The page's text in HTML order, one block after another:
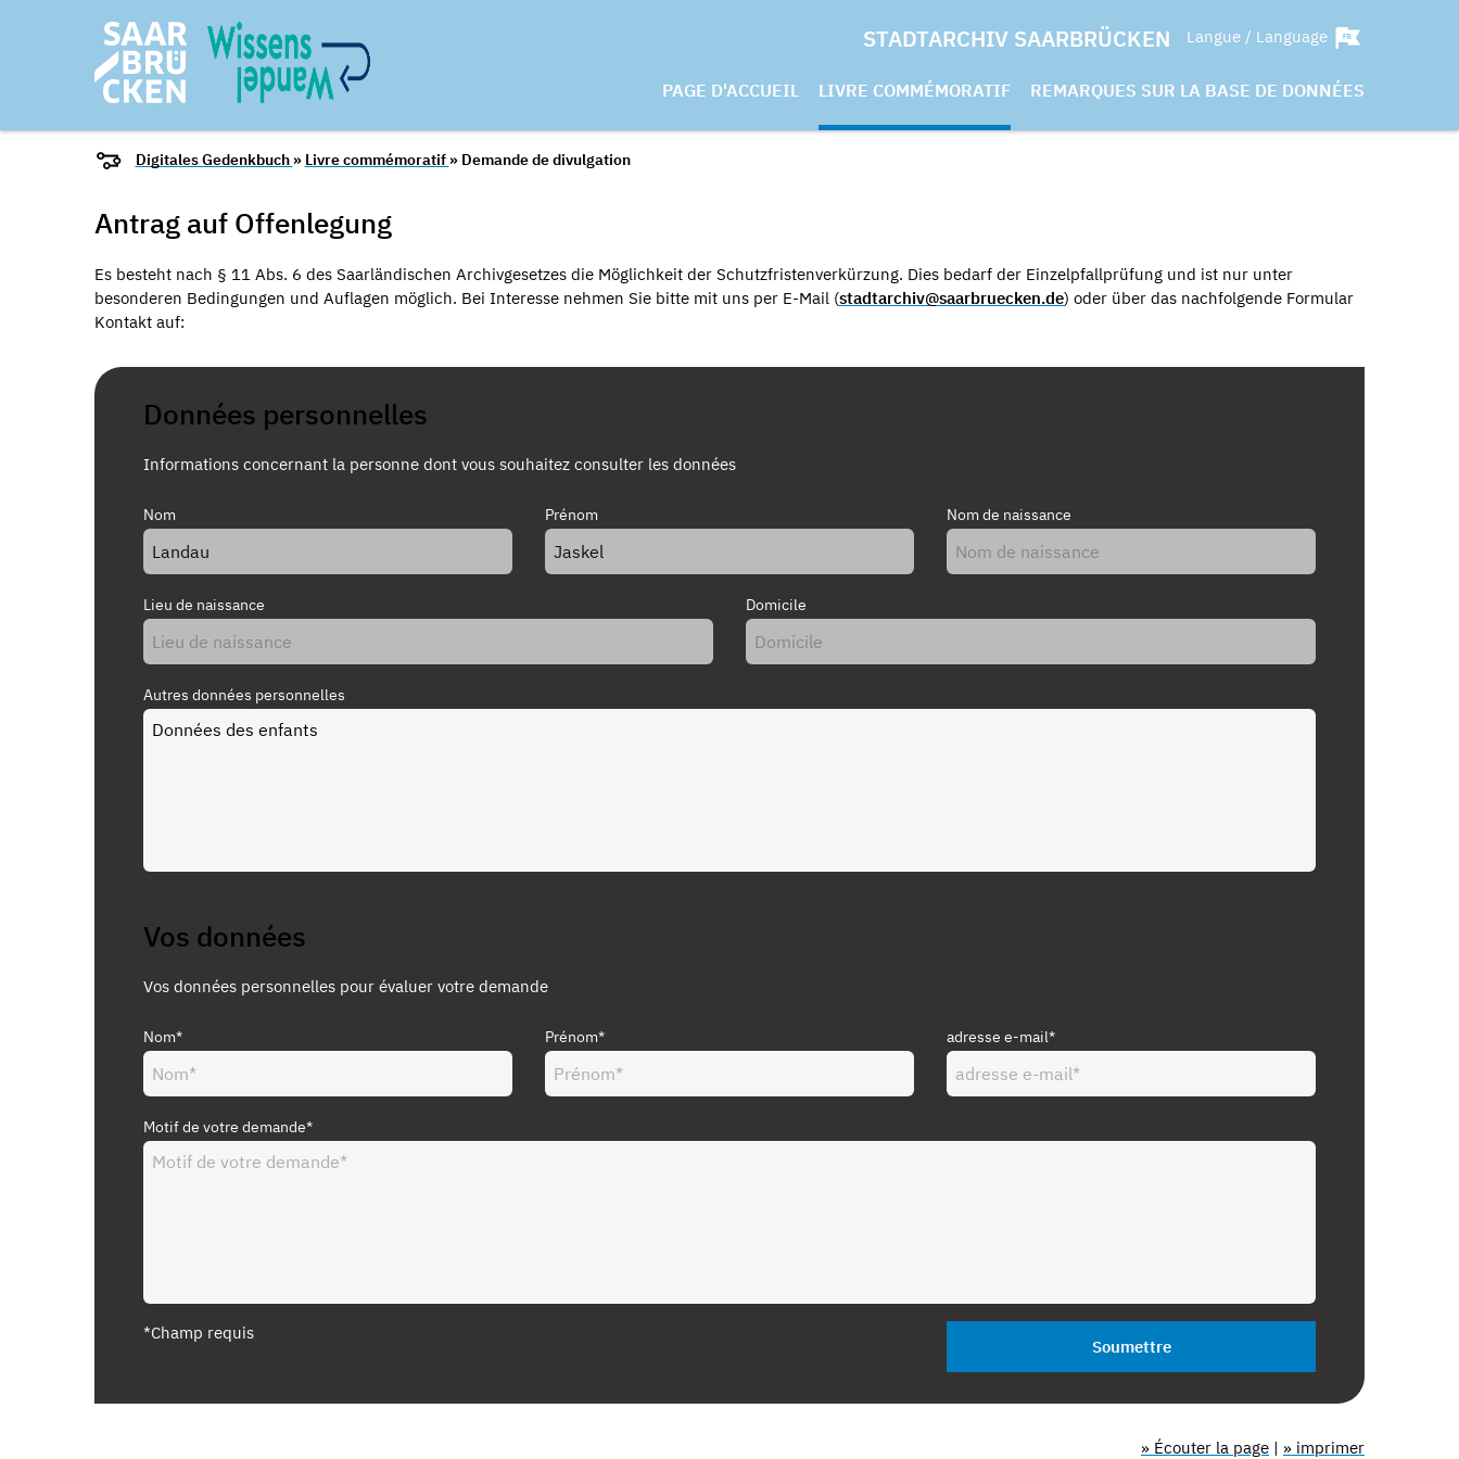
STADTARCHIV SAARBRÜCKEN Langue / Language
PAGE D'ACCUEIL LIVRE COMMÉMORATIF REMARQUES SUR LA BASE DE DONNÉES
Digitales Gedenkbuch » Livre commémoratif » Demande de divulgation
Antrag auf Offenlegung
Es besteht nach § 11 Abs. 6 des Saarländischen Archivgesetzes die Möglichkeit der Schutzfristenverkürzung. Dies bedarf der Einzelpfallprüfung und ist nur unter
besonderen Bedingungen und Auflagen möglich. Bei Interesse nehmen Sie bitte mit uns per E-Mail (stadtarchiv@saarbruecken.de) oder über das nachfolgende Formular
Kontakt auf:
Données personnelles
Informations concernant la personne dont vous souhaitez consulter les données
Nom Prénom Nom de naissance
Lieu de naissance Domicile
Autres données personnelles
Vos données
Vos données personnelles pour évaluer votre demande
Nom* Prénom* adresse e-mail*
Motif de votre demande*
*Champ requis
Soumettre
» Écouter la page | » imprimer